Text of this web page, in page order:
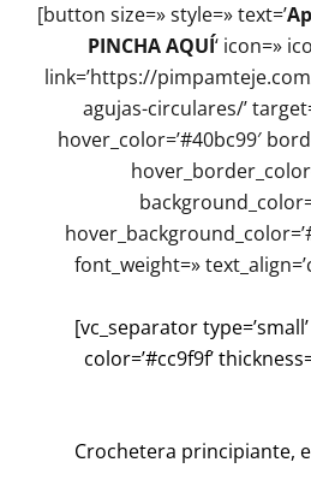
[button size=» style=» text=’
PINCHA AQUÍ‘ icon=»
link=’https://
agujas-circulares/’
hover_color=’#40bc99′
font_weight=»
[vc_separator
color=’#cc9f9f’
Crochetera principiante,